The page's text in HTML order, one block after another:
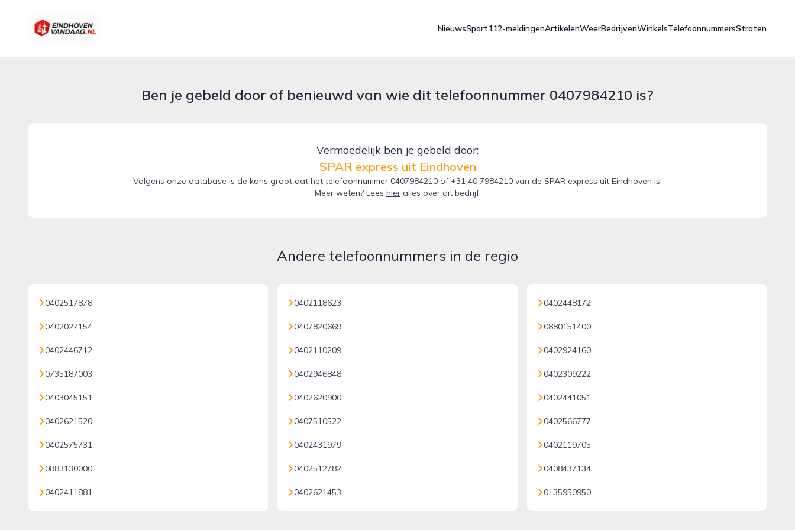
eindhovenvandaag.nl
NieuwsSport112-meldingenArtikelenWeerBedrijvenWinkelsTelefoonnummersStraten
Ben je gebeld door of benieuwd van wie dit telefoonnummer 0407984210 is?
Vermoedelijk ben je gebeld door:
SPAR express uit Eindhoven
Volgens onze database is de kans groot dat het telefoonnummer 0407984210 of +31 40 7984210 van de SPAR express uit Eindhoven is.
Meer weten? Lees hieralles over dit bedrijf.
Andere telefoonnummers in de regio
0402517878
0402027154
0402446712
0735187003
0403045151
0402621520
0402575731
0883130000
0402411881
0402118623
0407820669
0402110209
0402946848
0402620900
0407510522
0402431979
0402512782
0402621453
0402448172
0880151400
0402924160
0402309222
0402441051
0402566777
0402119705
0408437134
0135950950